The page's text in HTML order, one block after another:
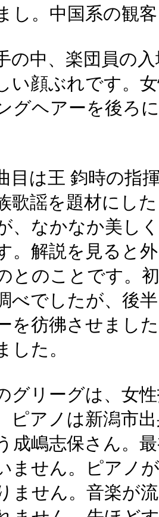
し。中国系の観
中、楽団員の入
い顔ぶれです。
グヘアーを後ろ
目は王 鈞時の指
歌謡を題材にし
、なかなか美し
。解説を見ると
とのことです。
べでしたが、後
を彷彿させまし
した。
グリーグは、女
ピアノは新潟市
成嶋志保さん。
ません。ピアノ
ません。音楽が